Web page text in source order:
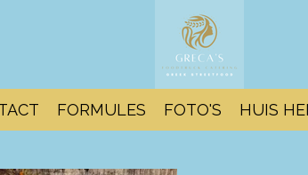
FORMULES FOTO'S HUIS